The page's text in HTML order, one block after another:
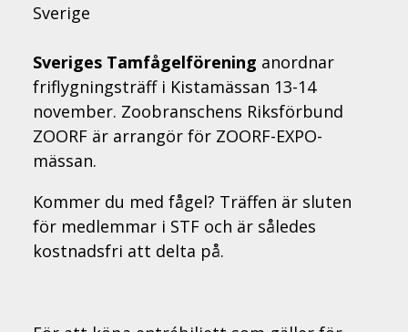
Sverige
Sveriges Tamfågelförening anordnar
friflygningsträff i Kistamässan 13-14
november. Zoobranschens Riksförbund
ZOORF är arrangör för ZOORF-EXPO-
mässan.
Kommer du med fågel? Träffen är sluten
för medlemmar i STF och är således
kostnadsfri att delta på.